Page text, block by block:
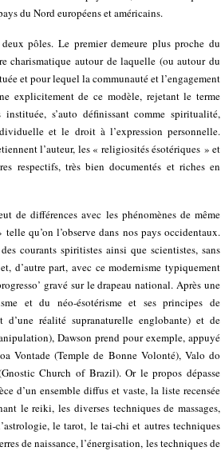
du Nord européens et américains.
pôles. Le premier demeure plus proche du
charismatique autour de laquelle (ou autour du
et pour lequel la communauté et l’engagement
explicitement de ce modèle, rejetant le terme
s’auto définissant comme spiritualité,
et le droit à l’expression personnelle.
l’auteur, les « religiosités ésotériques » et
respectifs, très bien documentés et riches en
de différences avec les phénomènes de même
qu’on l’observe dans nos pays occidentaux.
courants spiritistes ainsi que scientistes, sans
d’autre part, avec ce modernisme typiquement
gravé sur le drapeau national. Après une
et du néo-ésotérisme et ses principes de
réalité supranaturelle englobante) et de
Dawson prend pour exemple, appuyé
Vontade (Temple de Bonne Volonté), Valo do
Church of Brazil). Or le propos dépasse
d’un ensemble diffus et vaste, la liste recensée
le reiki, les diverses techniques de massages,
le tarot, le tai-chi et autres techniques
de naissance, l’énergisation, les techniques de